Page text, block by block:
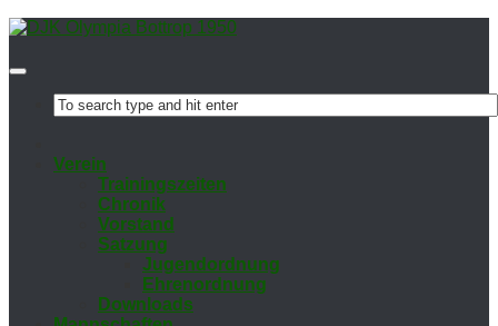
Ver­ein
Trai­nings­zei­ten
Chro­nik
Vor­stand
Sat­zung
Ju­gend­ord­nung
Eh­ren­ord­nung
Down­loads